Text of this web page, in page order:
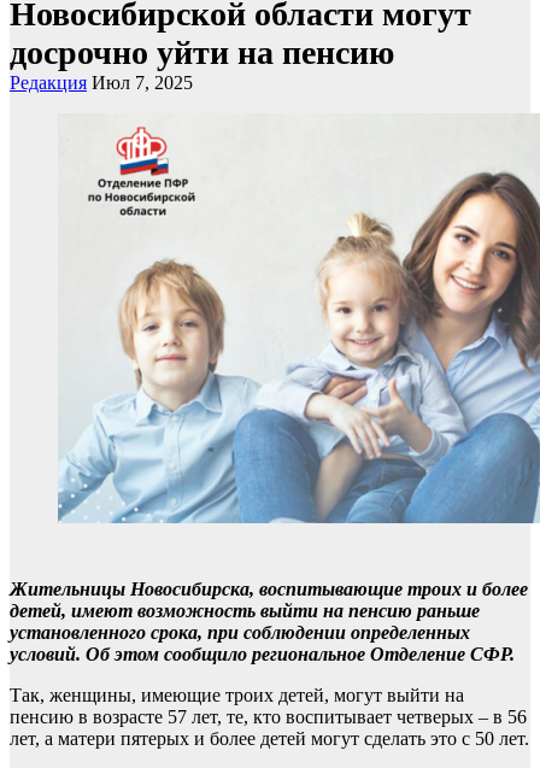
Новосибирской области могут
досрочно уйти на пенсию
Редакция Июл 7, 2025
Жительницы Новосибирска, воспитывающие троих и более
детей, имеют возможность выйти на пенсию раньше
установленного срока, при соблюдении определенных
условий. Об этом сообщило региональное Отделение СФР.
Так, женщины, имеющие троих детей, могут выйти на
пенсию в возрасте 57 лет, те, кто воспитывает четверых – в 56
лет, а матери пятерых и более детей могут сделать это с 50 лет.